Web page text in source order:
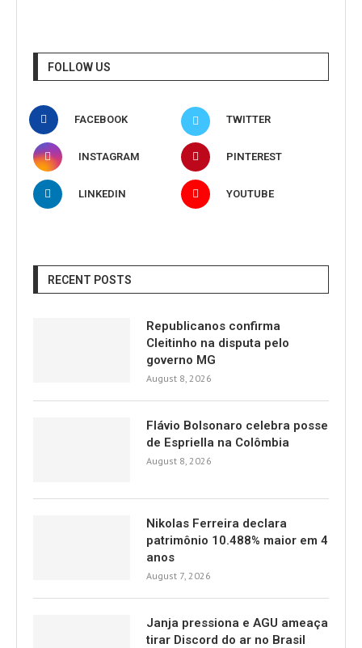
FOLLOW US
FACEBOOK TWITTER
INSTAGRAM PINTEREST
LINKEDIN YOUTUBE
RECENT POSTS
Republicanos confirma
Cleitinho na disputa pelo
governo MG
August 8, 2026
Flávio Bolsonaro celebra posse
de Espriella na Colômbia
August 8, 2026
Nikolas Ferreira declara
patrimônio 10.488% maior em 4
anos
August 7, 2026
Janja pressiona e AGU ameaça
tirar Discord do ar no Brasil